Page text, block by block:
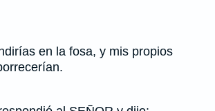
en la fosa, y mis propios